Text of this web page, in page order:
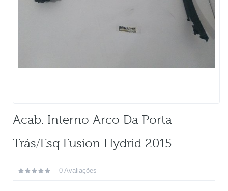
Acab. Interno Arco Da Porta
Trás/esq Fusion Hydrid 2015
0 Avaliações